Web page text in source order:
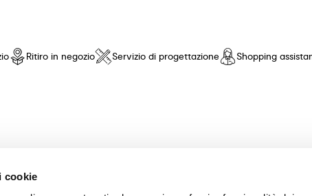
cookie
Ritiro in negozio Servizio di progettazione Shopping
di fiducia! Offriamo una selezione esclusiva di mobili e accessori
pari. Scopri le nostre collezioni di tavoli, sedie, letti, divani e